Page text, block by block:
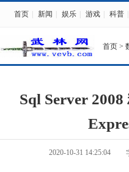
首页 新闻 娱乐 游戏 科普
首页 >
Sql Server
2020-10-31 14:25:04